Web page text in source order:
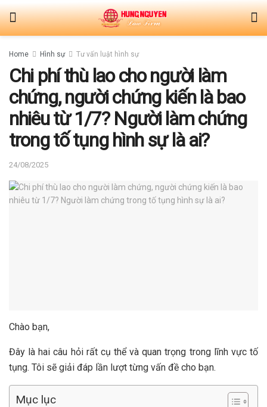
Home Hình sự Tư vấn luật hình sự
Chi phí thù lao cho người làm
chứng, người chứng kiến là bao
nhiêu từ 1/7? Người làm chứng
trong tố tụng hình sự là ai?
24/08/2025
Chào bạn,
Đây là hai câu hỏi rất cụ thể và quan trọng trong lĩnh vực tố
tụng. Tôi sẽ giải đáp lần lượt từng vấn đề cho bạn.
Mục lục